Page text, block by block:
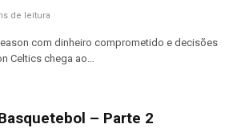
de leitura
com dinheiro comprometido e decisões
Celtics chega ao…
– Parte 2